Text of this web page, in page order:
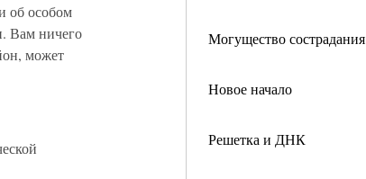
Могущество сострадания
Новое начало
Решетка и ДНК
об особом
Вам ничего
может